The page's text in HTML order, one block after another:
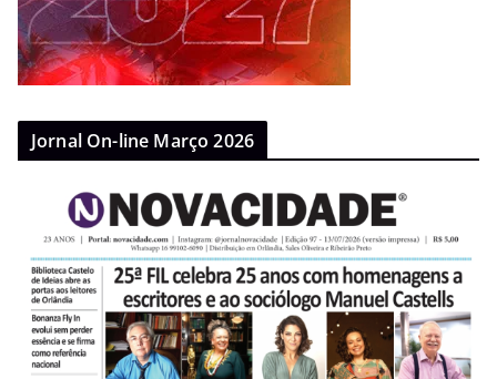
Jornal On-line Março 2026